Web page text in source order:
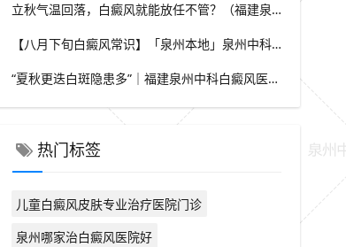
立秋气温回落，白癜风就能放任不管？（福建泉州中科白癜风医院）这些误区要避开
【八月下旬白癜风常识】「泉州本地」泉州中科白癜风医院，换季调适，守护皮肤健康状态
“夏秋更迭白斑隐患多”｜福建泉州中科白癜风医院，白斑出现变化，切莫盲目自行处理
热门标签
儿童白癜风皮肤专业治疗医院门诊
泉州哪家治白癜风医院好